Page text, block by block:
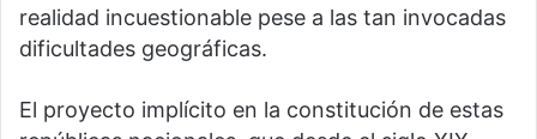
realidad incuestionable pese a las tan invocadas
dificultades geográficas.
El proyecto implícito en la constitución de estas